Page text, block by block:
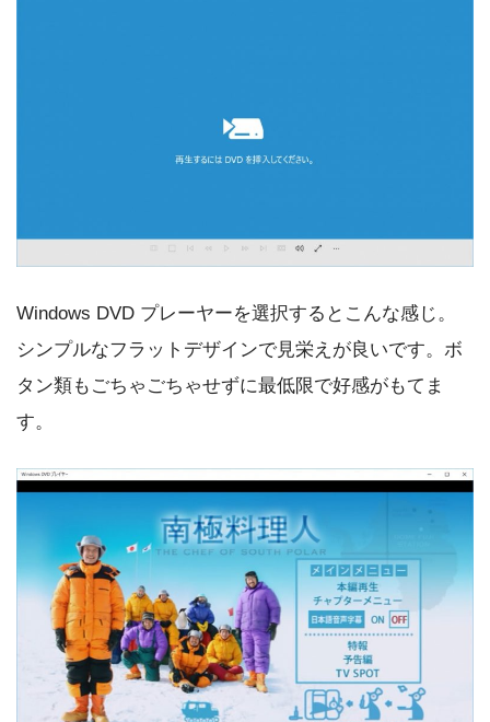
Windows DVD プレーヤーを選択するとこんな感じ。
シンプルなフラットデザインで見栄えが良いです。ボ
タン類もごちゃごちゃせずに最低限で好感がもてま
す。